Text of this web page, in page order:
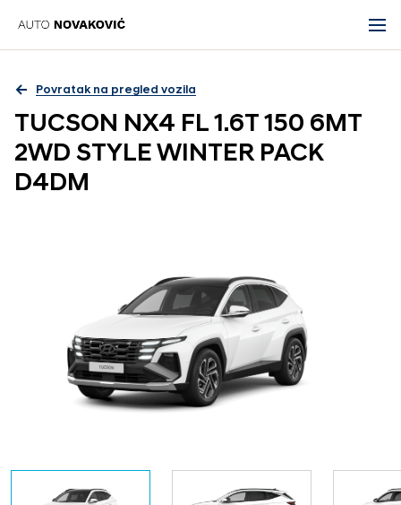
Povratak na pregled vozila
TUCSON NX4 FL 1.6T 150 6MT
2WD STYLE WINTER PACK
D4DM